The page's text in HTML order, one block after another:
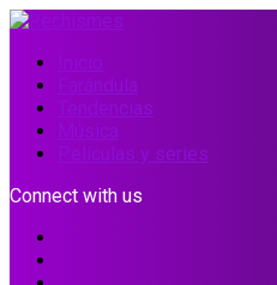
Inicio
Farándula
Tendencias
Música
Películas y series
Connect with us